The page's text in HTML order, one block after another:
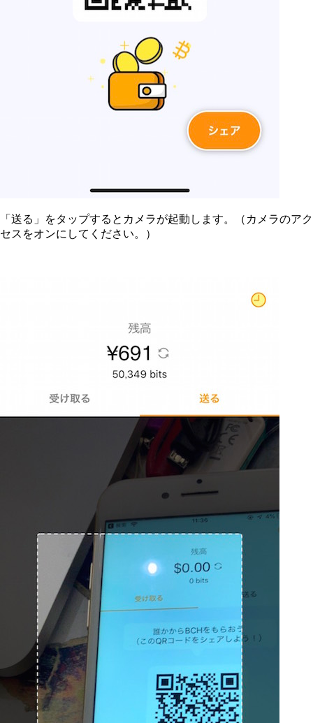
「送る」をタップするとカメラが起動します。（カメラのアク
セスをオンにしてください。）